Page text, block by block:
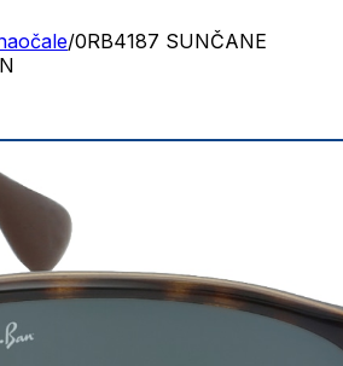
/0RB4187 SUNČANE